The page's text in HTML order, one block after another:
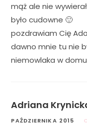
mąż ale nie
było cudowne 🙂
pozdrawiam Cię
dawno mnie tu nie
niemowlaka w
Adriana
PAŹDZIERNIKA 2015